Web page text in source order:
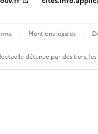
Mentions légales
détenue par des tiers,